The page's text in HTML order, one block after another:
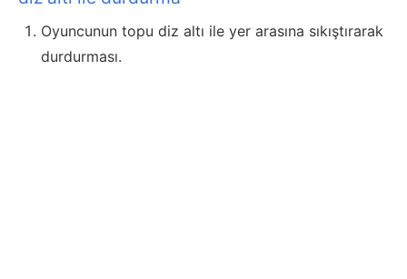
Oyuncunun topu diz altı ile yer arasına sıkıştırarak
durdurması.